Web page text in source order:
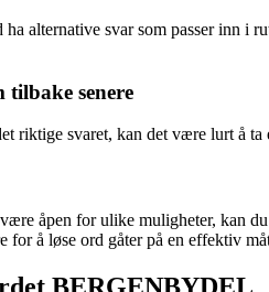
alternative svar som passer inn i
tilbake senere
riktige svaret, kan det være lurt å
åpen for ulike muligheter, kan
for å løse ord gåter på en effektiv
BERGENBYDEL